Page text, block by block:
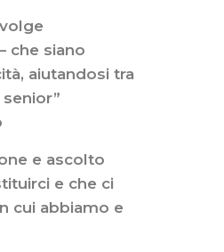
che siano
aiutandosi tra
e ascolto
e che ci
cui abbiamo e